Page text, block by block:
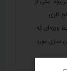
فلزی
ویژه‌ای که
سازی مورد